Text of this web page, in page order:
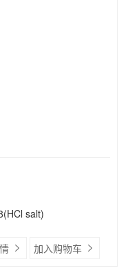
salt)
加入购物车